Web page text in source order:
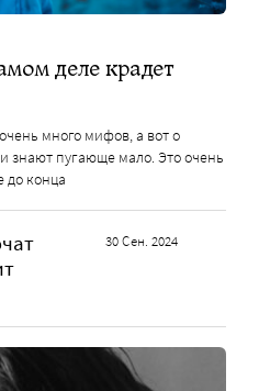
деле крадет
много мифов, а вот о
знают пугающе мало. Это очень
до конца
30 Сен. 2024